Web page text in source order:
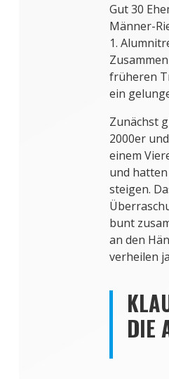
Gut 30
Männer-
1.
früheren
ein
Zunächst
2000er
einem
und
steigen.
bunt
an den
verheilen
DIE